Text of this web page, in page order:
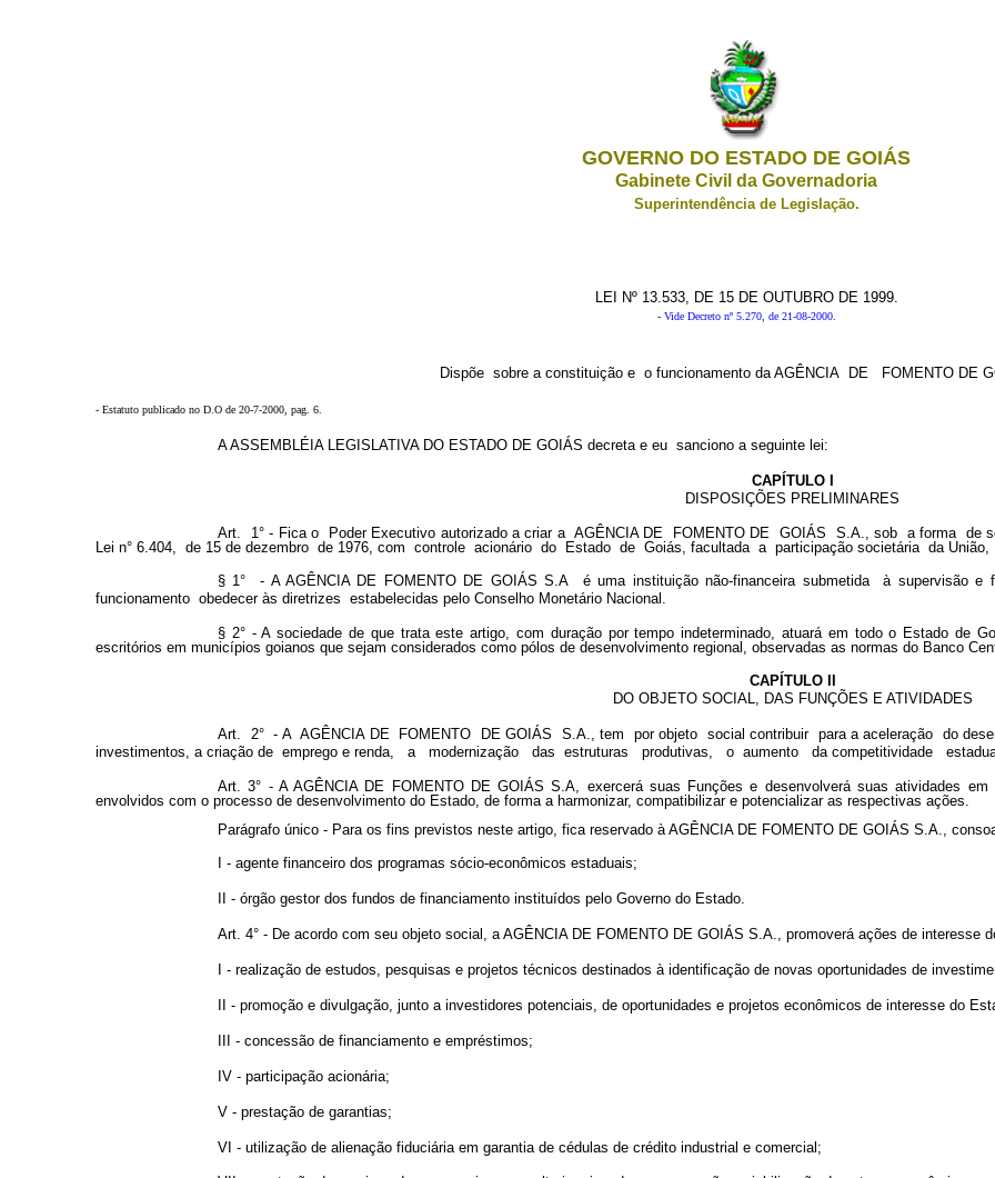
GOVERNO DO ESTADO DE GOIÁS
Gabinete Civil da Governadoria
Superintendência de Legislação.
LEI Nº 13.533, DE 15 DE OUTUBRO DE 1999.
- Vide Decreto nº 5.270, de 21-08-2000.
Dispõe sobre a constituição e o funcionamento da AGÊNCIA DE FOMENTO DE
- Estatuto publicado no D.O de 20-7-2000, pag. 6.
A ASSEMBLÉIA LEGISLATIVA DO ESTADO DE GOIÁS decreta e eu sanciono a seguinte lei:
CAPÍTULO I
DISPOSIÇÕES PRELIMINARES
Art. 1° - Fica o Poder Executivo autorizado a criar a AGÊNCIA DE FOMENTO DE GOIÁS S.A., sob a forma de
Lei n° 6.404, de 15 de dezembro de 1976, com controle acionário do Estado de Goiás, facultada a participação societária da
§ 1° - A AGÊNCIA DE FOMENTO DE GOIÁS S.A é uma instituição não-financeira submetida à supervisão
funcionamento obedecer às diretrizes estabelecidas pelo Conselho Monetário Nacional.
§ 2° - A sociedade de que trata este artigo, com duração por tempo indeterminado, atuará em todo o Estado de
escritórios em municípios goianos que sejam considerados como pólos de desenvolvimento regional, observadas as normas do Banco
CAPÍTULO II
DO OBJETO SOCIAL, DAS FUNÇÕES E ATIVIDADES
Art. 2° - A AGÊNCIA DE FOMENTO DE GOIÁS S.A., tem por objeto social contribuir para a aceleração do
investimentos, a criação de emprego e renda, a modernização das estruturas produtivas, o aumento da competitividade
Art. 3° - A AGÊNCIA DE FOMENTO DE GOIÁS S.A, exercerá suas Funções e desenvolverá suas atividades
envolvidos com o processo de desenvolvimento do Estado, de forma a harmonizar, compatibilizar e potencializar as respectivas ações.
Parágrafo único - Para os fins previstos neste artigo, fica reservado à AGÊNCIA DE FOMENTO DE GOIÁS S.A.,
I - agente financeiro dos programas sócio-econômicos estaduais;
II - órgão gestor dos fundos de financiamento instituídos pelo Governo do Estado.
Art. 4° - De acordo com seu objeto social, a AGÊNCIA DE FOMENTO DE GOIÁS S.A., promoverá ações de interesse
I - realização de estudos, pesquisas e projetos técnicos destinados à identificação de novas oportunidades de
II - promoção e divulgação, junto a investidores potenciais, de oportunidades e projetos econômicos de interesse do
III - concessão de financiamento e empréstimos;
IV - participação acionária;
V - prestação de garantias;
VI - utilização de alienação fiduciária em garantia de cédulas de crédito industrial e comercial;